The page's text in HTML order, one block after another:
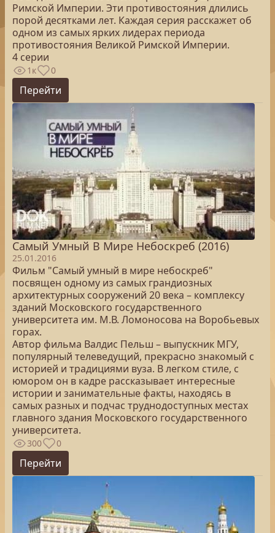
Римской Империи. Эти противостояния длились
порой десятками лет. Каждая серия расскажет об
одном из самых ярких лидерах периода
противостояния Великой Римской Империи.
4 серии
1к 0
Перейти
Самый Умный В Мире Небоскреб (2016)
25.01.2016
Фильм "Самый умный в мире небоскреб"
посвящен одному из самых грандиозных
архитектурных сооружений 20 века – комплексу
зданий Московского государственного
университета им. М.В. Ломоносова на Воробьевых
горах.
Автор фильма Валдис Пельш – выпускник МГУ,
популярный телеведущий, прекрасно знакомый с
историей и традициями вуза. В легком стиле, с
юмором он в кадре рассказывает интересные
истории и занимательные факты, находясь в
самых разных и подчас труднодоступных местах
главного здания Московского государственного
университета.
300 0
Перейти